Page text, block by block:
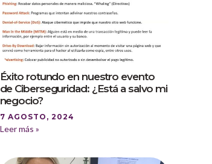
Éxito rotundo en nuestro evento
de Ciberseguridad: ¿Está a salvo mi
negocio?
7 AGOSTO, 2024
Leer más »